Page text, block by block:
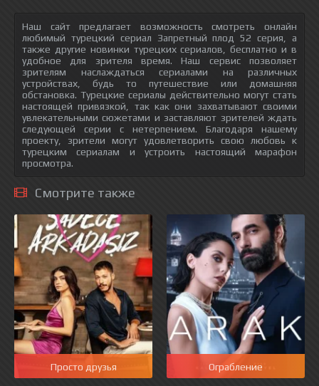
Наш сайт предлагает возможность смотреть онлайн
любимый турецкий сериал Запретный плод 52 серия, а
также другие новинки турецких сериалов, бесплатно и в
удобное для зрителя время. Наш сервис позволяет
зрителям наслаждаться сериалами на различных
устройствах, будь то путешествие или домашняя
обстановка. Турецкие сериалы действительно могут стать
настоящей привязкой, так как они захватывают своими
увлекательными сюжетами и заставляют зрителей ждать
следующей серии с нетерпением. Благодаря нашему
проекту, зрители могут удовлетворить свою любовь к
турецким сериалам и устроить настоящий марафон
просмотра.
Смотрите также
Просто друзья Ограбление